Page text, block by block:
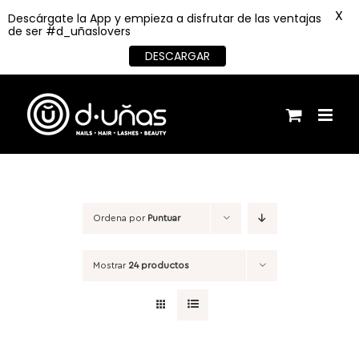
contenido
Ordena por Puntuar
Mostrar 24 productos
Descárgate la App y empieza a disfrutar de las ventajas
de ser #d_uñaslovers
DESCARGAR
X